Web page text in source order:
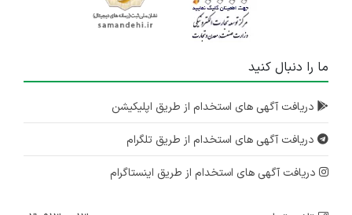
ما را دنبال کنید
دریافت آگهی های استخدام از طریق اپلیکیشن
دریافت آگهی های استخدام از طریق تلگرام
دریافت آگهی های استخدام از طریق اینستاگرام